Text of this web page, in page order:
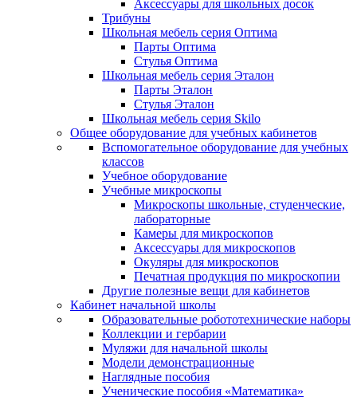
Аксессуары для школьных досок
Трибуны
Школьная мебель серия Оптима
Парты Оптима
Стулья Оптима
Школьная мебель серия Эталон
Парты Эталон
Стулья Эталон
Школьная мебель серия Skilo
Общее оборудование для учебных кабинетов
Вспомогательное оборудование для учебных
классов
Учебное оборудование
Учебные микроскопы
Микроскопы школьные, студенческие,
лабораторные
Камеры для микроскопов
Аксессуары для микроскопов
Окуляры для микроскопов
Печатная продукция по микроскопии
Другие полезные вещи для кабинетов
Кабинет начальной школы
Образовательные робототехнические наборы
Коллекции и гербарии
Муляжи для начальной школы
Модели демонстрационные
Наглядные пособия
Ученические пособия «Математика»